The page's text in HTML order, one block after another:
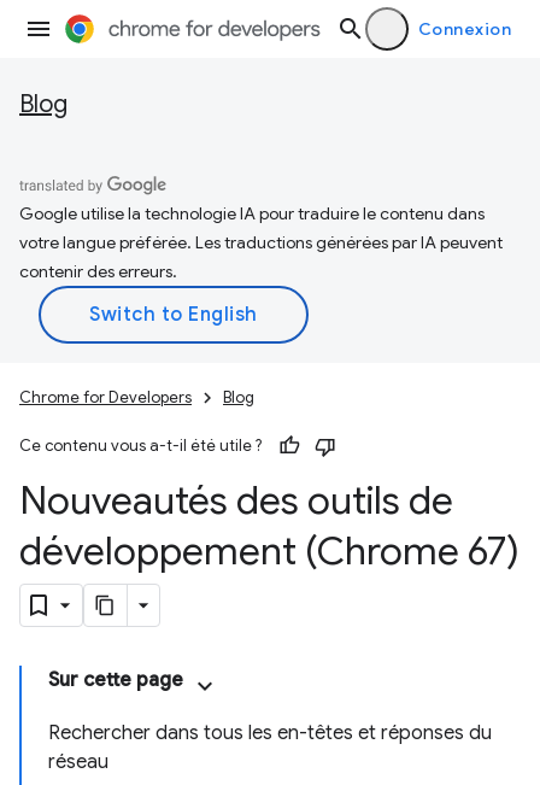
Connexion
Blog
Google utilise la technologie IA pour traduire le contenu dans
votre langue préférée. Les traductions générées par IA peuvent
contenir des erreurs.
Chrome for Developers Blog
Ce contenu vous a-t-il été utile ?
Nouveautés des outils de
développement (Chrome 67)
Sur cette page
Rechercher dans tous les en-têtes et réponses du
réseau